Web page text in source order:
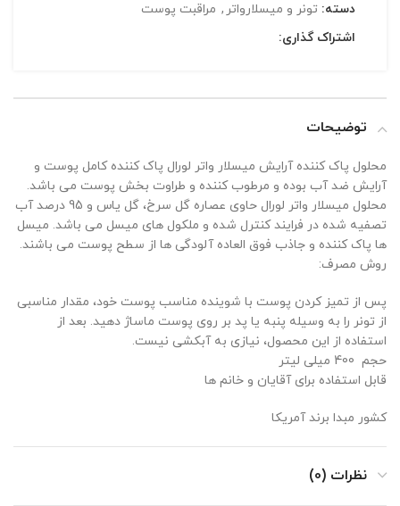
دسته: تونر و میسلارواتر , مراقبت پوست
اشتراک گذاری:
توضیحات
محلول پاک کننده آرایش میسلار واتر لورال پاک کننده کامل پوست و
آرایش ضد آب بوده و مرطوب کننده و طراوت بخش پوست می باشد.
محلول میسلار واتر لورال حاوی عصاره گل سرخ، گل یاس و 95 درصد آب
تصفیه شده در فرایند کنترل شده و ملکول های میسل می باشد. میسل
ها پاک کننده و جاذب فوق العاده آلودگی ها از سطح پوست می باشند.
روش مصرف:
پس از تمیز کردن پوست با شوینده مناسب پوست خود، مقدار مناسبی
از تونر را به وسیله پنبه یا پد بر روی پوست ماساژ دهید. بعد از
استفاده از این محصول، نیازی به آبکشی نیست.
حجم 400 میلی لیتر
قابل استفاده برای آقایان و خانم ها
کشور مبدا برند آمریکا
نظرات (0)